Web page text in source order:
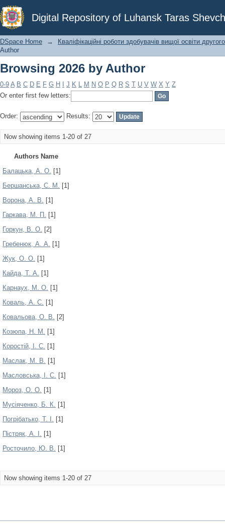
Digital Repository of Luhansk Taras
Browsing 2026 by Author
DSpace Home →
Кваліфікаційні роботи здобувачів вищої освіти
Author
Browsing 2026 by Author
0-9 A B C D E F G H J K L M N O P Q R S T U V W X Y Z
Or enter first few letters:
Order: Results:
Now showing items 1-20 of 27
Authors Name
Балацька, А. О. [1]
Бершанська, С. М. [1]
Ворона, А. В. [1]
Гаркава, М. П. [1]
Горкун, В. О. [2]
Гребенюк, А. А. [1]
Жук, О. О. [1]
Кайда, Т. А. [1]
Карнаух, М. О. [1]
Коваль, А. С. [1]
Ковальова, О. В. [2]
Козюпа, Н. М. [1]
Коростій, І. С. [1]
Маслак, М. В. [1]
Масловська, І. С. [1]
Мороз, О. О. [1]
Мусіяченко, Б. К. [1]
Погрібатько, Т. І. [1]
Пістряк, А. І. [1]
Росточило, Ю. В. [1]
Now showing items 1-20 of 27